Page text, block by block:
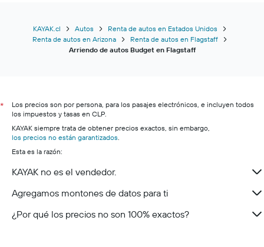
KAYAK.cl Autos
Renta de autos en Estados Unidos
Renta de autos en Arizona
Renta de autos en Flagstaff
Arriendo de autos Budget en Flagstaff
*
Los precios son por persona, para los pasajes electrónicos, e incluyen todos
los impuestos y tasas en CLP.
KAYAK siempre trata de obtener precios exactos, sin embargo,
los precios no están garantizados
Esta es la razón:
KAYAK no es el vendedor.
Agregamos montones de datos para ti
¿Por qué los precios no son 100% exactos?